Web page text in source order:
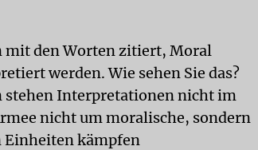
den Worten zitiert, Moral
werden. Wie sehen Sie das?
stehen Interpretationen nicht im
nicht um moralische, sondern
Einheiten kämpfen